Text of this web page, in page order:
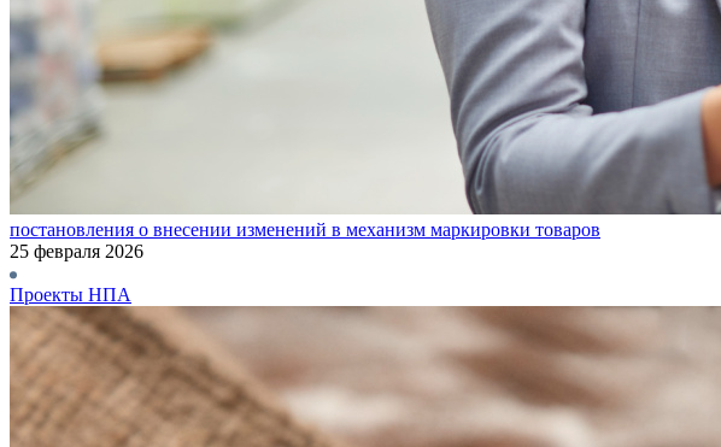
постановления о внесении изменений в механизм маркировки товаров
25 февраля 2026
Проекты НПА